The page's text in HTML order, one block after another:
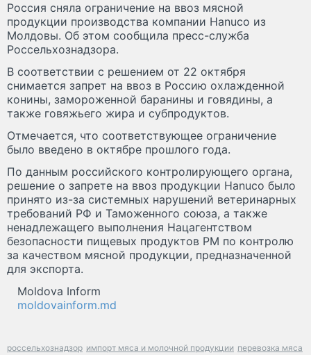
Россия сняла ограничение на ввоз мясной
продукции производства компании Hanuco из
Молдовы. Об этом сообщила пресс-служба
Россельхознадзора.
В соответствии с решением от 22 октября
снимается запрет на ввоз в Россию охлажденной
конины, замороженной баранины и говядины, а
также говяжьего жира и субпродуктов.
Отмечается, что соответствующее ограничение
было введено в октябре прошлого года.
По данным российского контролирующего органа,
решение о запрете на ввоз продукции Hanuco было
принято из-за системных нарушений ветеринарных
требований РФ и Таможенного союза, а также
ненадлежащего выполнения Нацагентством
безопасности пищевых продуктов РМ по контролю
за качеством мясной продукции, предназначенной
для экспорта.
Moldova Inform
moldovainform.md
россельхознадзор импорт мяса и молочной продукции перевозка мяса